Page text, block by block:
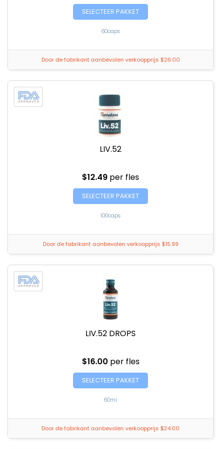
SELECTEER PAKKET
60caps
Door de fabrikant aanbevolen verkoopprijs $26.00
LIV.52
$12.49 per fles
SELECTEER PAKKET
100caps
Door de fabrikant aanbevolen verkoopprijs $15.99
LIV.52 DROPS
$16.00 per fles
SELECTEER PAKKET
60ml
Door de fabrikant aanbevolen verkoopprijs $24.00